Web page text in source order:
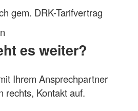
gem. DRK-Tarifvertrag
es weiter?
Ihrem Ansprechpartner
rechts, Kontakt auf.